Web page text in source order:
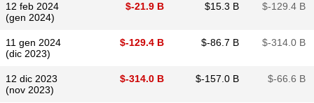
12 feb 2024
(gen 2024)
$​-21.9 B $​15.3 B $​-129.4 B
11 gen 2024
(dic 2023)
$​-129.4 B $​-86.7 B $​-314.0 B
12 dic 2023
(nov 2023)
$​-314.0 B $​-157.0 B $​-66.6 B